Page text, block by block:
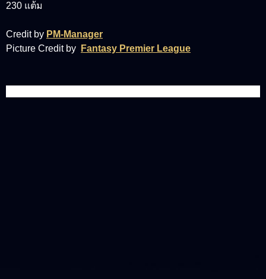
230 แต้ม
Credit by PM-Manager
Picture Credit by
Fantasy Premier League